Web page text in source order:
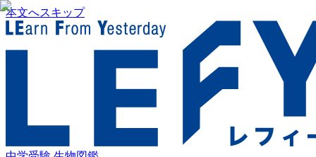
本文へスキップ